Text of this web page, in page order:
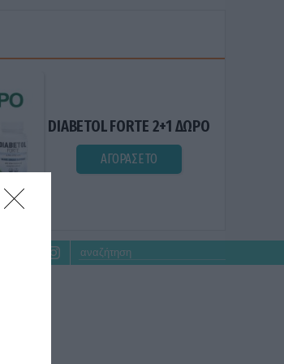
DIABETOL FORTE 2+1 ΔΩΡΟ
ΑΓΟΡΑΣΕ ΤΟ